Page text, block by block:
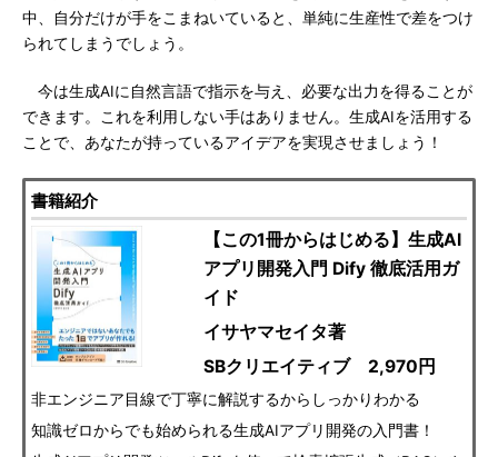
中、自分だけが手をこまねいていると、単純に生産性で差をつけ
られてしまうでしょう。
今は生成AIに自然言語で指示を与え、必要な出力を得ることが
できます。これを利用しない手はありません。生成AIを活用する
ことで、あなたが持っているアイデアを実現させましょう！
書籍紹介
【この1冊からはじめる】生成AI
アプリ開発入門 Dify 徹底活用ガ
イド
イサヤマセイタ著
SBクリエイティブ 2,970円
非エンジニア目線で丁寧に解説するからしっかりわかる
知識ゼロからでも始められる生成AIアプリ開発の入門書！